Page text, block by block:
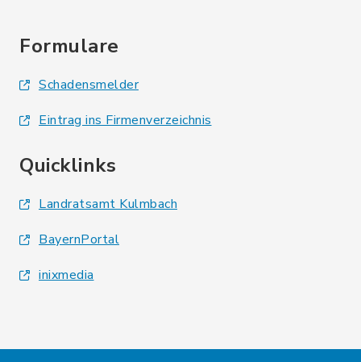
Formulare
Schadensmelder
Eintrag ins Firmenverzeichnis
Quicklinks
Landratsamt Kulmbach
BayernPortal
inixmedia